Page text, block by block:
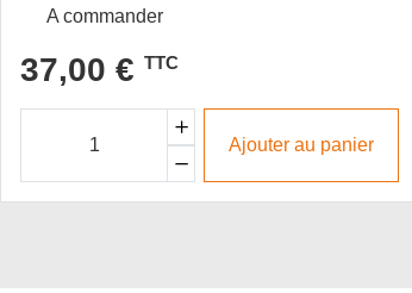
A commander
37,00 € TTC
Ajouter au panier